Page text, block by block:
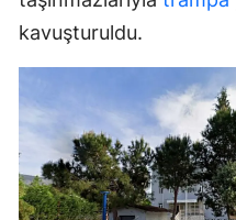
kavuşturuldu.